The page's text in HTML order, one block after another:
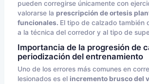
pueden corregirse únicamente con
valorarse la prescripción de ortesis
funcionales. El tipo de calzado también
a la técnica del corredor y al tipo de
Importancia de la progresión de
periodización del entrenamiento
Uno de los errores más comunes en
lesionados es el incremento brusco del